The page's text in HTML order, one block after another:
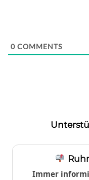
0 COMMENTS
Immer